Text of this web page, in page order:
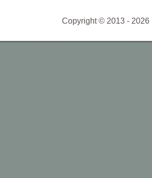
Copyright © 2013 - 2026